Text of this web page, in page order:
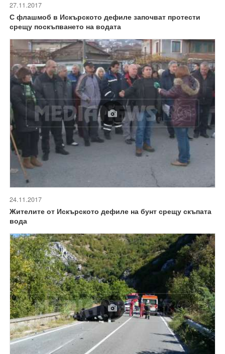
27.11.2017
С флашмоб в Искърското дефиле започват протести
срещу поскъпването на водата
24.11.2017
Жителите от Искърското дефиле на бунт срещу скъпата
вода